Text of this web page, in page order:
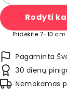
Rodyti
Pridėkite 7-10
Pagaminta
30 dienų
Nemokamas